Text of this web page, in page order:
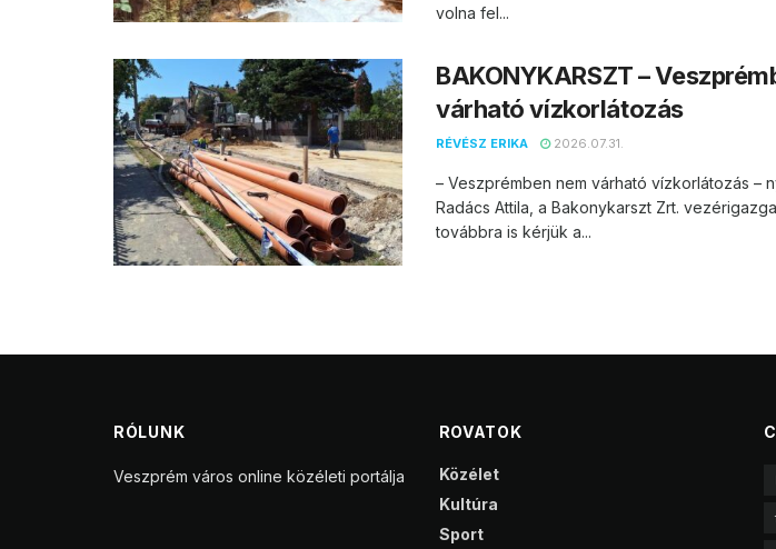
volna fel...
BAKONYKARSZT –
várható vízkorlátozás
RÉVÉSZ ERIKA 2026.07.31.
– Veszprémben nem várható vízkorlátozás –
Radács Attila, a Bakonykarszt Zrt.
továbbra is kérjük a...
RÓLUNK
Veszprém város online közéleti portálja
ROVATOK
Közélet
Kultúra
Sport